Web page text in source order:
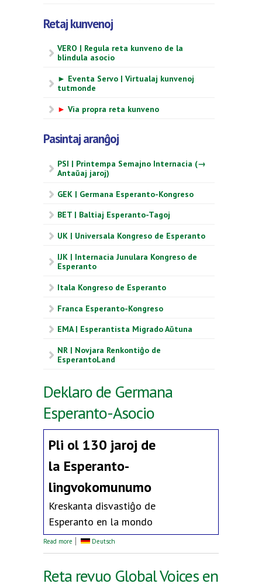
Retaj kunvenoj
VERO | Regula reta kunveno de la
blindula asocio
► Eventa Servo | Virtualaj kunvenoj
tutmonde
► Via propra reta kunveno
Pasintaj aranĝoj
PSI | Printempa Semajno Internacia (→
Antaŭaj jaroj)
GEK | Germana Esperanto-Kongreso
BET | Baltiaj Esperanto-Tagoj
UK | Universala Kongreso de Esperanto
IJK | Internacia Junulara Kongreso de
Esperanto
Itala Kongreso de Esperanto
Franca Esperanto-Kongreso
EMA | Esperantista Migrado Aŭtuna
NR | Novjara Renkontiĝo de
EsperantoLand
Deklaro de Germana
Esperanto-Asocio
Pli ol 130 jaroj de
la Esperanto-
lingvokomunumo
Kreskanta disvastiĝo de
Esperanto en la mondo
Read more about Deklaro de Germana Esperanto-Asocio
Deutsch
Reta revuo Global Voices en